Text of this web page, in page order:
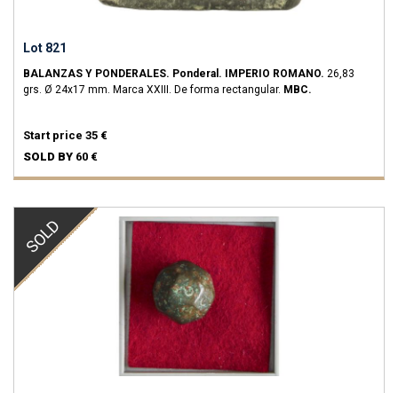
Lot 821
BALANZAS Y PONDERALES. Ponderal. IMPERIO ROMANO. 26,83
grs. Ø 24x17 mm. Marca XXIII. De forma rectangular. MBC.
Start price 35 €
SOLD BY 60 €
SOLD